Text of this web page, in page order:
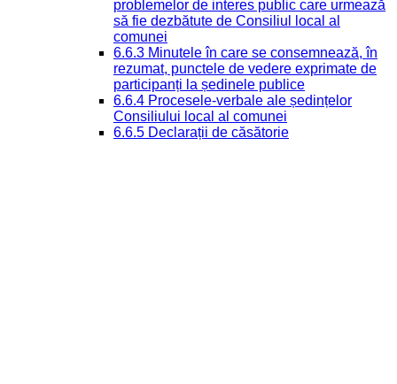
problemelor de interes public care urmează
să fie dezbătute de Consiliul local al
comunei
6.6.3 Minutele în care se consemnează, în
rezumat, punctele de vedere exprimate de
participanți la ședinele publice
6.6.4 Procesele-verbale ale ședințelor
Consiliului local al comunei
6.6.5 Declarații de căsătorie